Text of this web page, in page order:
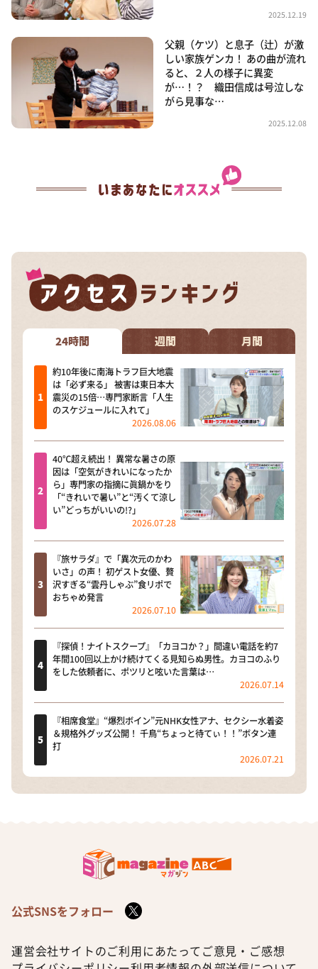
2025.12.19
父親（ケツ）と息子（辻）が激
しい家族ゲンカ！ あの曲が流れ
ると、２人の様子に異変
が…！？ 織田信成は号泣しな
がら見事な…
2025.12.08
24時間 週間 月間
約10年後に南海トラフ巨大地震
は「必ず来る」 被害は東日本大
震災の15倍…専門家断言「人生
のスケジュールに入れて」
2026.08.06
40℃超え続出！ 異常な暑さの原
因は「空気がきれいになったか
ら」専門家の指摘に眞鍋かをり
「“きれいで暑い”と“汚くて涼し
い”どっちがいいの!?」
2026.07.28
『旅サラダ』で「異次元のかわ
いさ」の声！ 初ゲスト女優、贅
沢すぎる“雲丹しゃぶ”食リポで
おちゃめ発言
2026.07.10
『探偵！ナイトスクープ』「カヨコか？」間違い電話を約7
年間100回以上かけ続けてくる見知らぬ男性。カヨコのふり
をした依頼者に、ポツリと呟いた言葉は…
2026.07.14
『相席食堂』“爆烈ボイン”元NHK女性アナ、セクシー水着姿
＆規格外グッズ公開！ 千鳥“ちょっと待てぃ！！”ボタン連
打
2026.07.21
公式SNSをフォロー
運営会社サイトのご利用にあたって ご意見・ご感想